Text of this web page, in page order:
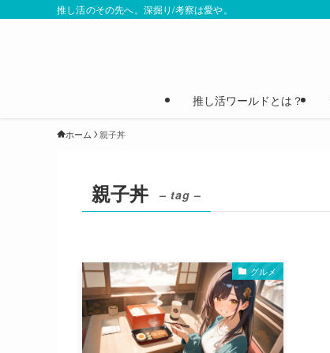
推し活のその先へ。深掘り/考察は愛や。
推し活ワールドとは？
ホーム 親子丼
親子丼 – tag –
グルメ